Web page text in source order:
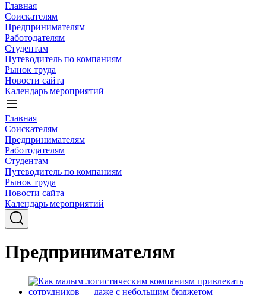
Главная
Соискателям
Предпринимателям
Работодателям
Студентам
Путеводитель по компаниям
Рынок труда
Новости сайта
Календарь мероприятий
Главная
Соискателям
Предпринимателям
Работодателям
Студентам
Путеводитель по компаниям
Рынок труда
Новости сайта
Календарь мероприятий
Предпринимателям